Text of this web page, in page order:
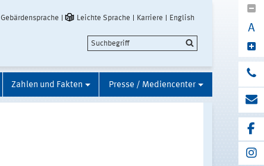
Gebärdensprache Leichte Sprache Karriere English
A
Zahlen und Fakten Presse / Mediencenter